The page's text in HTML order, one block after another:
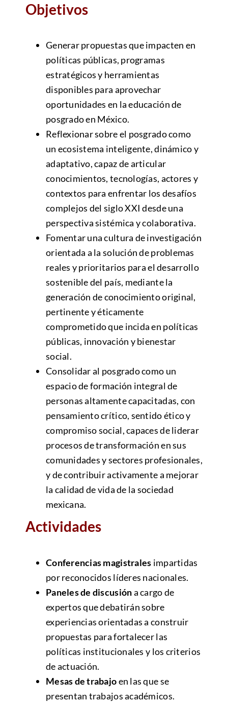
Objetivos
Generar propuestas que impacten en
políticas públicas, programas
estratégicos y herramientas
disponibles para aprovechar
oportunidades en la educación de
posgrado en México.
Reflexionar sobre el posgrado como
un ecosistema inteligente, dinámico y
adaptativo, capaz de articular
conocimientos, tecnologías, actores y
contextos para enfrentar los desafíos
complejos del siglo XXI desde una
perspectiva sistémica y colaborativa.
Fomentar una cultura de investigación
orientada a la solución de problemas
reales y prioritarios para el desarrollo
sostenible del país, mediante la
generación de conocimiento original,
pertinente y éticamente
comprometido que incida en políticas
públicas, innovación y bienestar
social.
Consolidar al posgrado como un
espacio de formación integral de
personas altamente capacitadas, con
pensamiento crítico, sentido ético y
compromiso social, capaces de liderar
procesos de transformación en sus
comunidades y sectores profesionales,
y de contribuir activamente a mejorar
la calidad de vida de la sociedad
mexicana.
Actividades
Conferencias magistrales impartidas
por reconocidos líderes nacionales.
Paneles de discusióna cargo de
expertos que debatirán sobre
experiencias orientadas a construir
propuestas para fortalecer las
políticas institucionales y los criterios
de actuación.
Mesas de trabajoen las que se
presentan trabajos académicos.